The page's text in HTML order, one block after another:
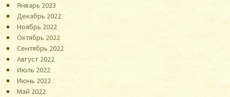
Январь 2023
Декабрь 2022
Ноябрь 2022
Октябрь 2022
Сентябрь 2022
Август 2022
Июль 2022
Июнь 2022
Май 2022